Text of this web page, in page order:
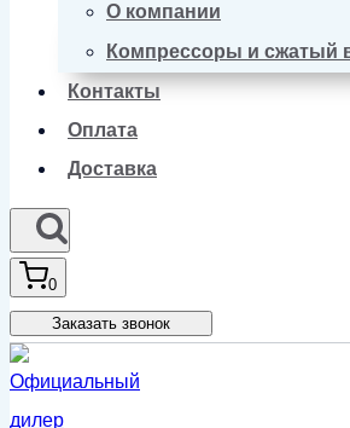
О компании
Компрессоры и сжатый
Контакты
Оплата
Доставка
0
Заказать звонок